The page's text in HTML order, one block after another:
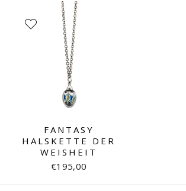
FANTASY
HALSKETTE DER
WEISHEIT
€195,00